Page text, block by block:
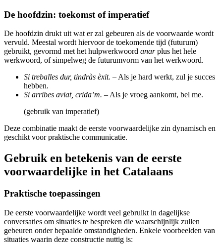
De hoofdzin: toekomst of imperatief
De hoofdzin drukt uit wat er zal gebeuren als de voorwaarde wordt
vervuld. Meestal wordt hiervoor de toekomende tijd (futurum)
gebruikt, gevormd met het hulpwerkwoord anarplus het hele
werkwoord, of simpelweg de futurumvorm van het werkwoord.
Si treballes dur, tindràs èxit. – Als je hard werkt, zul je succes
hebben.
Si arribes aviat, crida’m. – Als je vroeg aankomt, bel me.
(gebruik van imperatief)
Deze combinatie maakt de eerste voorwaardelijke zin dynamisch en
geschikt voor praktische communicatie.
Gebruik en betekenis van de eerste
voorwaardelijke in het Catalaans
Praktische toepassingen
De eerste voorwaardelijke wordt veel gebruikt in dagelijkse
conversaties om situaties te bespreken die waarschijnlijk zullen
gebeuren onder bepaalde omstandigheden. Enkele voorbeelden van
situaties waarin deze constructie nuttig is: